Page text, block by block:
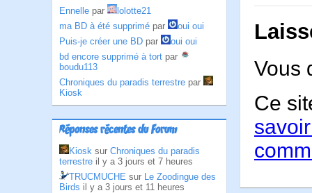
Ennelle par
lolotte21
ma BD à été supprimé par
oui oui
Puis-je créer une BD par
oui oui
bd encore supprimé à tort par
boudu113
Chroniques du paradis terrestre par
Kiosk
Réponses récentes du Forum
Kiosk sur Chroniques du paradis
terrestre il y a 3 jours et 7 heures
TRUCMUCHE sur Le Zoodingue des
Birds il y a 3 jours et 11 heures
Vous
Ce